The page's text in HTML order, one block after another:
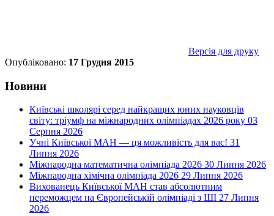
Версія для друку
Опубліковано: 17 Грудня 2015
Новини
Київські школярі серед найкращих юних науковців
світу: тріумф на міжнародних олімпіадах 2026 року 03
Серпня 2026
Учні Київської МАН — ця можливість для вас! 31
Липня 2026
Міжнародна математична олімпіада 2026 30 Липня 2026
Міжнародна хімічна олімпіада 2026 29 Липня 2026
Вихованець Київської МАН став абсолютним
переможцем на Європейській олімпіаді з ШІ 27 Липня
2026